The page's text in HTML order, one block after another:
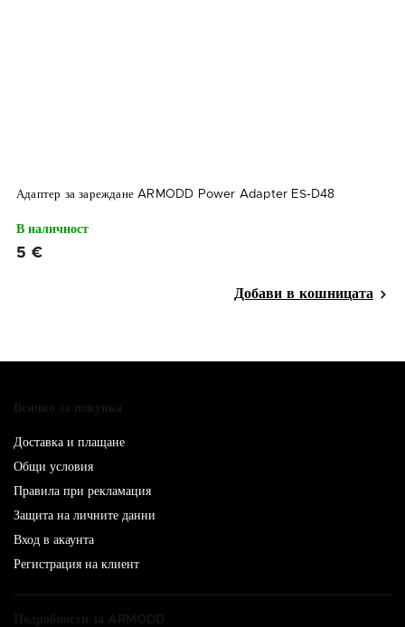
Адаптер за зареждане ARMODD Power Adapter ES-D48
В наличност
5 €
Всичко за покупка
Доставка и плащане
Общи условия
Правила при рекламация
Защита на личните данни
Вход в акаунта
Регистрация на клиент
Подробности за ARMODD